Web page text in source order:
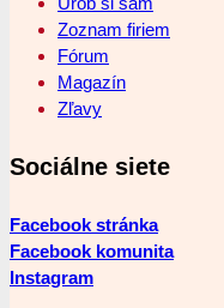
Zoznam firiem
Fórum
Magazín
Zľavy
Sociálne siete
Facebook stránka
Facebook komunita
Instagram